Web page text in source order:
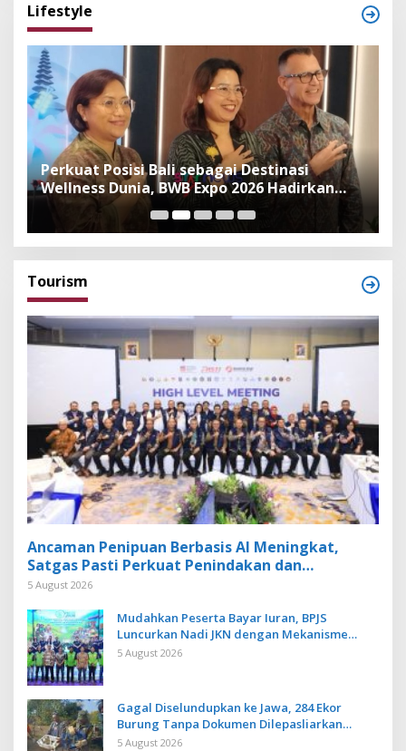
Lifestyle
Perkuat Posisi Bali sebagai Destinasi
Wellness Dunia, BWB Expo 2026 Hadirkan
Exhibitor Nasional dan Global
Tourism
Ancaman Penipuan Berbasis AI Meningkat,
Satgas Pasti Perkuat Penindakan dan
Pengembangan Aplikasi Anti Penipuan
5 August 2026
Mudahkan Peserta Bayar Iuran, BPJS
Luncurkan Nadi JKN dengan Mekanisme
Menabung
5 August 2026
Gagal Diselundupkan ke Jawa, 284 Ekor
Burung Tanpa Dokumen Dilepasliarkan
Cegah Ancaman Penyakit
5 August 2026